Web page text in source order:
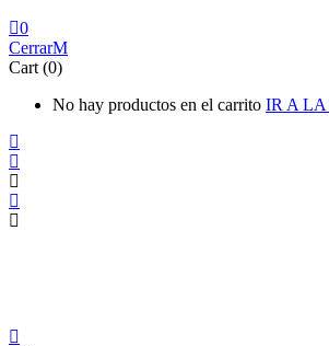
0
Cerrar
Cart (0)
No hay productos en el carrito IR A